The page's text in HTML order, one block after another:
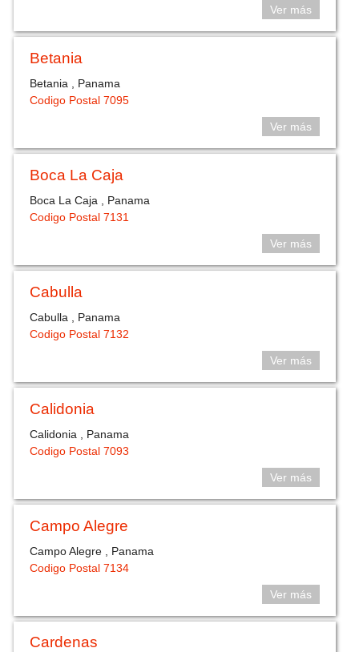
Ver más
Betania
Betania , Panama
Codigo Postal 7095
Ver más
Boca La Caja
Boca La Caja , Panama
Codigo Postal 7131
Ver más
Cabulla
Cabulla , Panama
Codigo Postal 7132
Ver más
Calidonia
Calidonia , Panama
Codigo Postal 7093
Ver más
Campo Alegre
Campo Alegre , Panama
Codigo Postal 7134
Ver más
Cardenas